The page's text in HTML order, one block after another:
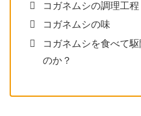
コガネムシの調理工程
コガネムシの味
コガネムシを食べて
のか？